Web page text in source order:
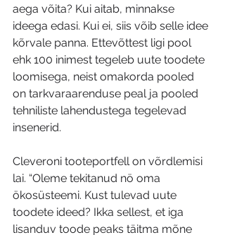
aega võita? Kui aitab, minnakse
ideega edasi. Kui ei, siis võib selle idee
kõrvale panna. Ettevõttest ligi pool
ehk 100 inimest tegeleb uute toodete
loomisega, neist omakorda pooled
on tarkvaraarenduse peal ja pooled
tehniliste lahendustega tegelevad
insenerid.
Cleveroni tooteportfell on võrdlemisi
lai. “Oleme tekitanud nö oma
ökosüsteemi. Kust tulevad uute
toodete ideed? Ikka sellest, et iga
lisanduv toode peaks täitma mõne